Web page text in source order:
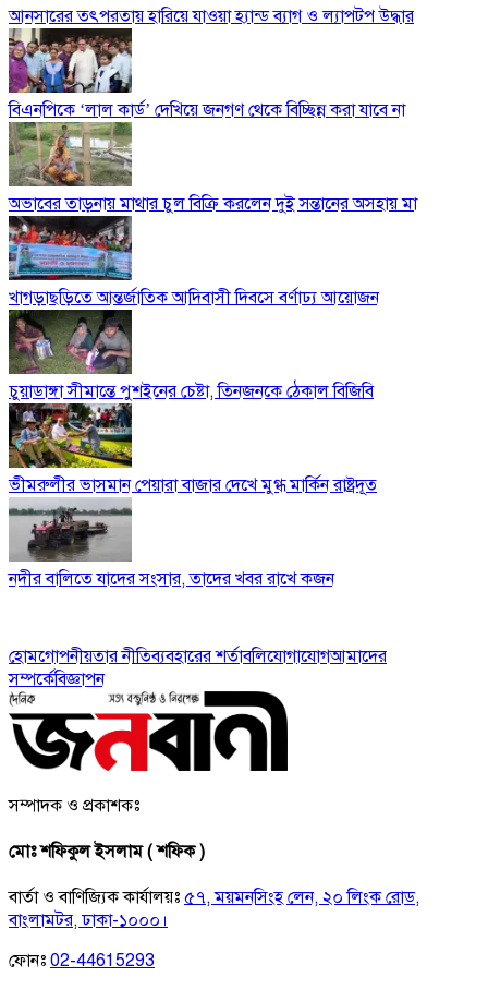
‎আনসারের তৎপরতায় হারিয়ে যাওয়া হ্যান্ড ব্যাগ ও ল্যাপটপ উদ্ধার
বিএনপিকে ‘লাল কার্ড’ দেখিয়ে জনগণ থেকে বিচ্ছিন্ন করা যাবে না
অভাবের তাড়নায় মাথার চুল বিক্রি করলেন দুই সন্তানের অসহায় মা
খাগড়াছড়িতে আন্তর্জাতিক আদিবাসী দিবসে বর্ণাঢ্য আয়োজন
চুয়াডাঙ্গা সীমান্তে পুশইনের চেষ্টা, তিনজনকে ঠেকাল বিজিবি
ভীমরুলীর ভাসমান পেয়ারা বাজার দেখে মুগ্ধ মার্কিন রাষ্ট্রদূত
নদীর বালিতে যাদের সংসার, তাদের খবর রাখে কজন
হোমগোপনীয়তার নীতিব্যবহারের শর্তাবলিযোগাযোগআমাদের
সম্পর্কেবিজ্ঞাপন
সম্পাদক ও প্রকাশকঃ
মোঃ শফিকুল ইসলাম ( শফিক )
বার্তা ও বাণিজ্যিক কার্যালয়ঃ ৫৭, ময়মনসিংহ লেন, ২০ লিংক রোড,
বাংলামটর, ঢাকা-১০০০।
ফোনঃ 02-44615293